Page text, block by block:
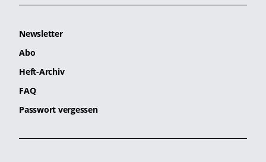
Newsletter
Abo
Heft-Archiv
FAQ
Passwort vergessen